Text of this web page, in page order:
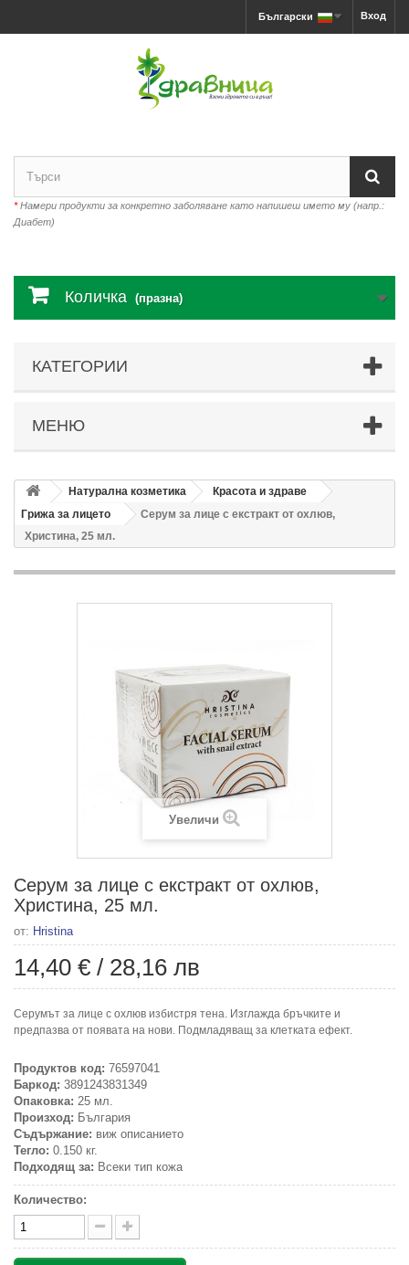
Вход
Български
*Намери продукти за конкретно заболяване като напишеш името му (напр.:
Диабет)
Количка (празна)
КАТЕГОРИИ
МЕНЮ
Натурална козметика
Красота и здраве
Грижа за лицето
Серум за лице с екстракт от охлюв,
Христина, 25 мл.
Увеличи
Серум за лице с екстракт от охлюв,
Христина, 25 мл.
от: Hristina
14,40 € / 28,16 лв
Серумът за лице с охлюв избистря тена. Изглажда бръчките и
предпазва от появата на нови. Подмладяващ за клетката ефект.
Продуктов код: 76597041
Баркод: 3891243831349
Опаковка: 25 мл.
Произход: България
Съдържание: виж описанието
Тегло: 0.150 кг.
Подходящ за: Всеки тип кожа
Количество: